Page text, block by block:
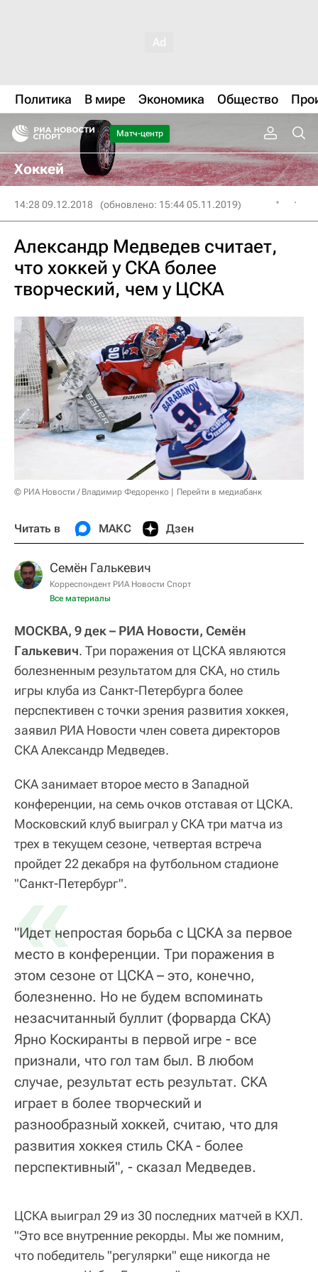
Политика В мире Экономика Общество
Матч-центр
Хоккей
14:28 09.12.2018 (обновлено: 15:44 05.11.2019)
Александр Медведев считает,
что хоккей у СКА более
творческий, чем у ЦСКА
© РИА Новости / Владимир Федоренко Перейти в медиабанк
Читать в МАКС Дзен
Семён Галькевич
Корреспондент РИА Новости Спорт
Все материалы
МОСКВА, 9 дек – РИА Новости, Семён
Галькевич. Три поражения от ЦСКА являются
болезненным результатом для СКА, но стиль
игры клуба из Санкт-Петербурга более
перспективен с точки зрения развития хоккея,
заявил РИА Новости член совета директоров
СКА Александр Медведев.
СКА занимает второе место в Западной
конференции, на семь очков отставая от ЦСКА.
Московский клуб выиграл у СКА три матча из
трех в текущем сезоне, четвертая встреча
пройдет 22 декабря на футбольном стадионе
"Санкт-Петербург".
«
"Идет непростая борьба с ЦСКА за первое
место в конференции. Три поражения в
этом сезоне от ЦСКА – это, конечно,
болезненно. Но не будем вспоминать
незасчитанный буллит (форварда СКА)
Ярно Коскиранты в первой игре - все
признали, что гол там был. В любом
случае, результат есть результат. СКА
играет в более творческий и
разнообразный хоккей, считаю, что для
развития хоккея стиль СКА - более
перспективный", - сказал Медведев.
ЦСКА выиграл 29 из 30 последних матчей в КХЛ.
"Это все внутренние рекорды. Мы же помним,
что победитель "регулярки" еще никогда не